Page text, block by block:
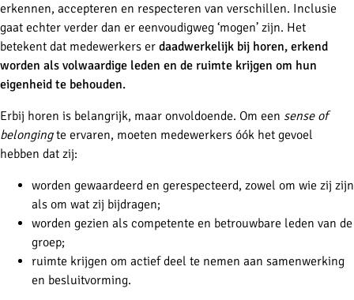
erkennen, accepteren en respecteren van verschillen. Inclusie
gaat echter verder dan er eenvoudigweg ‘mogen’ zijn. Het
betekent dat medewerkers er daadwerkelijk bij horen, erkend
worden als volwaardige leden en de ruimte krijgen om hun
eigenheid te behouden.
Erbij horen is belangrijk, maar onvoldoende. Om een sense of
belongingte ervaren, moeten medewerkers óók het gevoel
hebben dat zij:
worden gewaardeerd en gerespecteerd, zowel om wie zij zijn
als om wat zij bijdragen;
worden gezien als competente en betrouwbare leden van de
groep;
ruimte krijgen om actief deel te nemen aan samenwerking
en besluitvorming.